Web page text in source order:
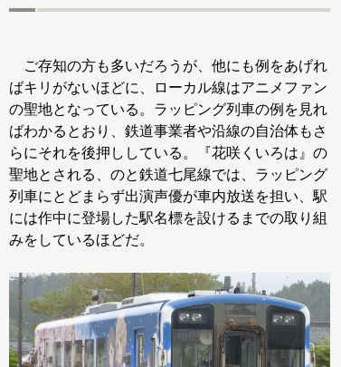
ご存知の方も多いだろうが、他にも例をあげれ
ばキリがないほどに、ローカル線はアニメファン
の聖地となっている。ラッピング列車の例を見れ
ばわかるとおり、鉄道事業者や沿線の自治体もさ
らにそれを後押ししている。『花咲くいろは』の
聖地とされる、のと鉄道七尾線では、ラッピング
列車にとどまらず出演声優が車内放送を担い、駅
には作中に登場した駅名標を設けるまでの取り組
みをしているほどだ。